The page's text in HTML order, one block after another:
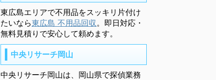
東広島エリアで不用品をスッキリ片付け
たいなら東広島 不用品回収。即日対応・
無料見積りで安心して頼めます。
中央リサーチ岡山
中央リサーチ岡山は、岡山県で探偵業務